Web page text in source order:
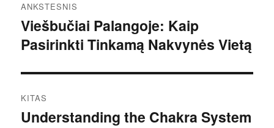
tarp
įrašų
ANKSTESNIS
Ankstesnis
įrašas:
Viešbučiai Palangoje: Kaip
Pasirinkti Tinkamą Nakvynės Vietą
KITAS
Kitas
Understanding the Chakra System